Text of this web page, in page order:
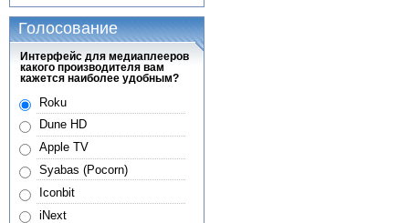
Голосование
Интерфейс для медиаплееров
какого производителя вам
кажется наиболее удобным?
Roku
Dune HD
Apple TV
Syabas (Pocorn)
Iconbit
iNext